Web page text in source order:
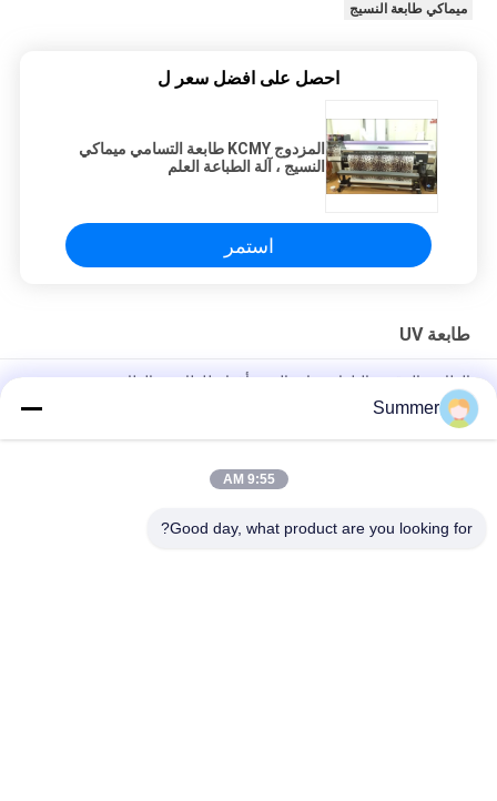
ميماكي طابعة النسيج
احصل على افضل سعر ل
المزدوج KCMY طابعة التسامي ميماكي
النسيج ، آلة الطباعة العلم
استمر
طابعة UV
الطابعة الرقمية التلقائية ذات الستة أقدام للطابعة والطابعة
الإعلانية المواد الديكورية الإلكترونية الحرف
Summer
9:55 AM
Good day, what product are you looking for?